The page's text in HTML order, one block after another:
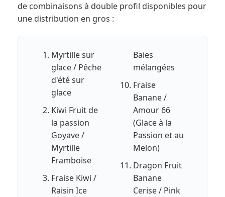
de combinaisons à double profil disponibles pour
une distribution en gros :
Myrtille sur
glace / Pêche
d'été sur
glace
Kiwi Fruit de
la passion
Goyave /
Myrtille
Framboise
Fraise Kiwi /
Raisin Ice
Baies
mélangées
Fraise
Banane /
Amour 66
(Glace à la
Passion et au
Melon)
Dragon Fruit
Banane
Cerise / Pink